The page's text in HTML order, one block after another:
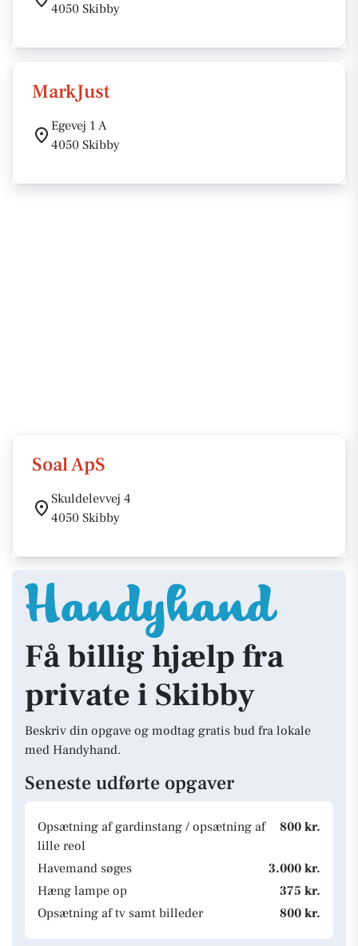
4050 Skibby
MarkJust
Egevej 1 A
4050 Skibby
Soal ApS
Skuldelevvej 4
4050 Skibby
Få billig hjælp fra
private i Skibby
Beskriv din opgave og modtag gratis bud fra lokale
med Handyhand.
Seneste udførte opgaver
Opsætning af gardinstang / opsætning af
lille reol
800 kr.
Havemand søges
3.000 kr.
Hæng lampe op
375 kr.
Opsætning af tv samt billeder
800 kr.